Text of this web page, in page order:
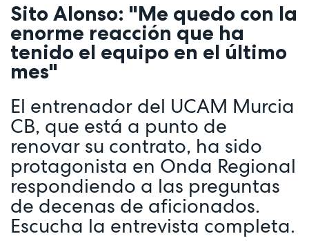
Sito Alonso: "Me quedo con la
enorme reacción que ha
tenido el equipo en el último
mes"
El entrenador del UCAM Murcia
CB, que está a punto de
renovar su contrato, ha sido
protagonista en Onda Regional
respondiendo a las preguntas
de decenas de aficionados.
Escucha la entrevista completa.